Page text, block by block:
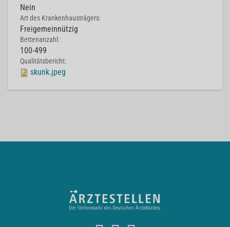
Nein
Art des Krankenhausträgers:
Freigemeinnützig
Bettenanzahl:
100-499
Qualitätsbericht:
skunk.jpeg